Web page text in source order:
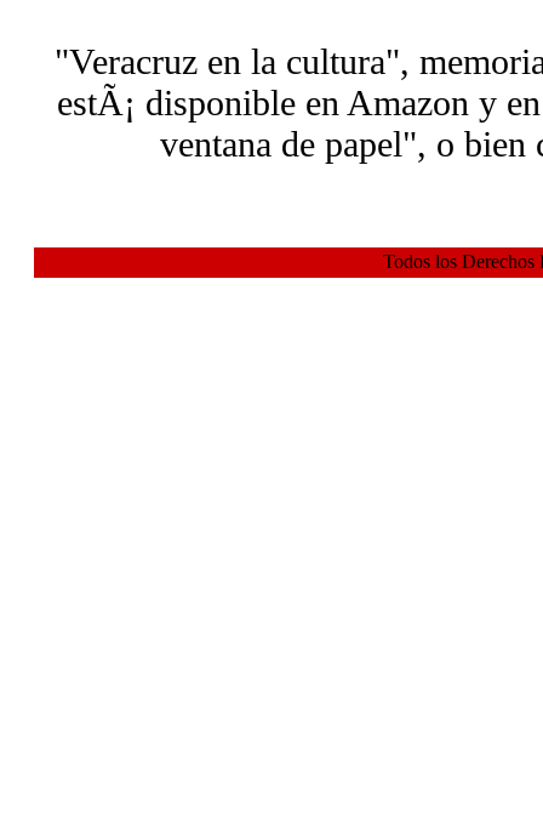
"Veracruz en la cultura",
estÃ¡ disponible en Amazon y
ventana de papel", o
Todos los Derechos